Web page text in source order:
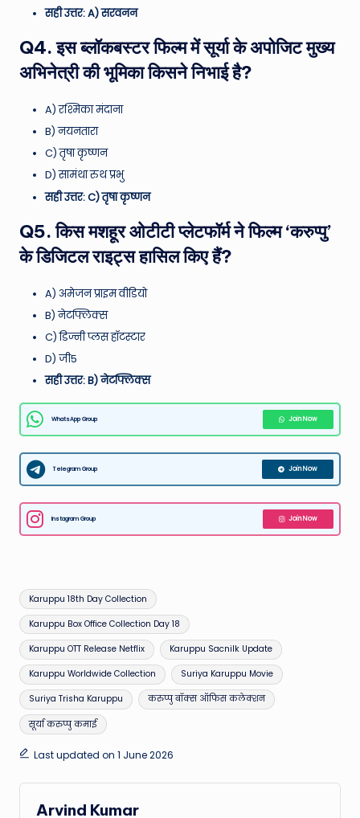
सही उत्तर: A) सरवनन
Q4. इस ब्लॉकबस्टर फिल्म में सूर्या के अपोजिट मुख्य
अभिनेत्री की भूमिका किसने निभाई है?
A) रश्मिका मंदाना
B) नयनतारा
C) तृषा कृष्णन
D) सामंथा रुथ प्रभु
सही उत्तर: C) तृषा कृष्णन
Q5. किस मशहूर ओटीटी प्लेटफॉर्म ने फिल्म ‘करुप्पु’
के डिजिटल राइट्स हासिल किए हैं?
A) अमेजन प्राइम वीडियो
B) नेटफ्लिक्स
C) डिज्नी प्लस हॉटस्टार
D) जी5
सही उत्तर: B) नेटफ्लिक्स
WhatsApp Group Join Now
Telegram Group Join Now
Instagram Group Join Now
Tags:
Karuppu 18th Day Collection
Karuppu Box Office Collection Day 18
Karuppu OTT Release Netflix Karuppu Sacnilk Update
Karuppu Worldwide Collection Suriya Karuppu Movie
Suriya Trisha Karuppu करुप्पु बॉक्स ऑफिस कलेक्शन
सूर्या करुप्पु कमाई
Last updated on 1 June 2026
Arvind Kumar